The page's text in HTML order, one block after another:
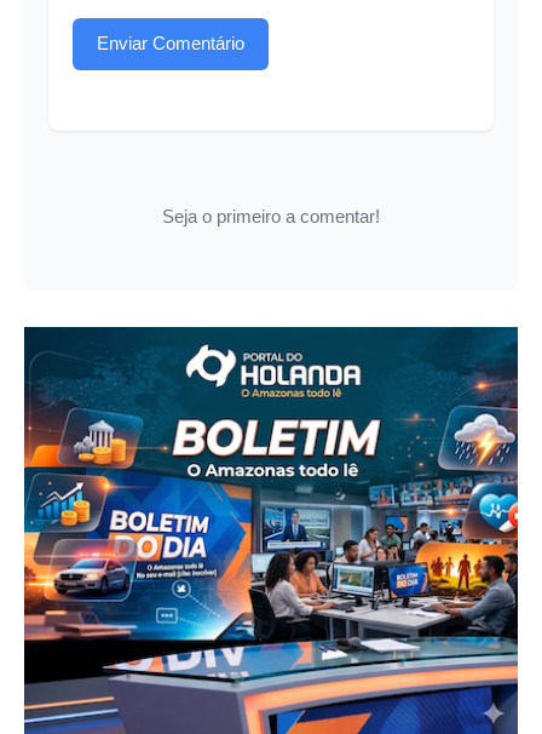
Enviar Comentário
Seja o primeiro a comentar!